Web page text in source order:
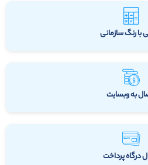
با رنگ سازمانی
به وبسایت
درگاه پرداخت